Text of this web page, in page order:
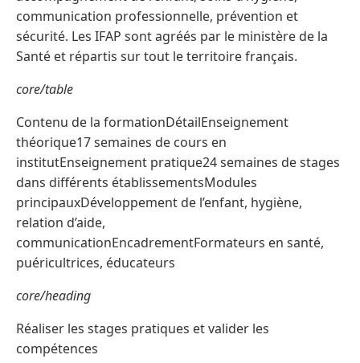
communication professionnelle, prévention et
sécurité. Les IFAP sont agréés par le ministère de la
Santé et répartis sur tout le territoire français.
core/table
Contenu de la formationDétailEnseignement
théorique17 semaines de cours en
institutEnseignement pratique24 semaines de stages
dans différents établissementsModules
principauxDéveloppement de l’enfant, hygiène,
relation d’aide,
communicationEncadrementFormateurs en santé,
puéricultrices, éducateurs
core/heading
Réaliser les stages pratiques et valider les
compétences